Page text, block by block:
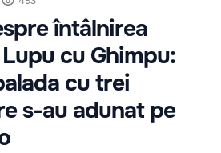
întâlnirea
cu Ghimpu:
cu trei
s-au adunat pe